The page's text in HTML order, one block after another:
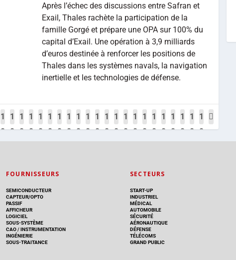
Après l’échec des discussions entre Safran et
Exail, Thales rachète la participation de la
famille Gorgé et prépare une OPA sur 100% du
capital d’Exail. Une opération à 3,9 milliards
d’euros destinée à renforcer les positions de
Thales dans les systèmes navals, la navigation
inertielle et les technologies de défense.
1
0
1
0
1
0
1
0
1
0
1
0
1
0
1
0
1
0
1
0
1
0
1
0
1
0
1
0
1
0
1
0
1
0
1
0
1
0
1
0
1
0
1
0
FOURNISSEURS
SEMICONDUCTEUR
CAPTEUR/OPTO
PASSIF
AFFICHEUR
LOGICIEL
SOUS-SYSTÈME
CAO/INSTRUMENTATION
INGÉNIERIE
SOUS-TRAITANCE
SECTEURS
START-UP
INDUSTRIEL
MÉDICAL
AUTOMOBILE
SÉCURITÉ
AÉRONAUTIQUE
DÉFENSE
TÉLÉCOMS
GRAND PUBLIC